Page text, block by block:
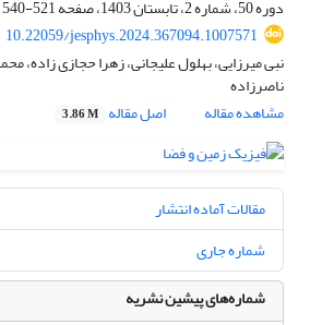
دوره 50، شماره 2، تابستان 1403، صفحه
521-540
10.22059/jesphys.2024.367094.1007571
نبی میرزایی، بهلول علیجانی، زهرا حجازی زاده،
ناصرزاده
مشاهده مقاله
اصل مقاله 3.86 M
مقالات آماده انتشار
شماره جاری
شماره‌های پیشین نشریه